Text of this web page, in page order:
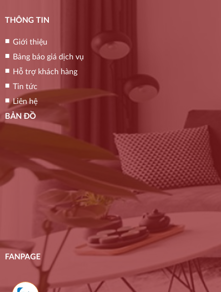
THÔNG TIN
Giới thiệu
Bảng báo giá dịch vụ
Hỗ trợ khách hàng
Tin tức
Liên hệ
BẢN ĐỒ
FANPAGE